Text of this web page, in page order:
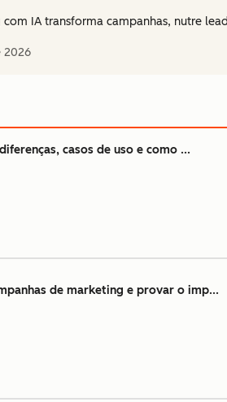
IA transforma campanhas, nutre
2026
casos de uso e como ...
de marketing e provar o imp...